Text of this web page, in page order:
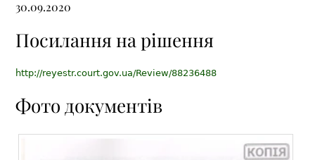
30.09.2020
Посилання на рішення
http://reyestr.court.gov.ua/Review/88236488
Фото документів